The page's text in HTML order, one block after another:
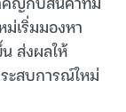
เริ่มมองหา
ส่งผลให้
ะสบการณ์ใหม่